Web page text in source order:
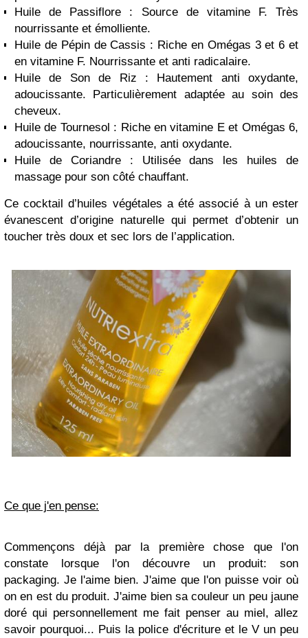
Huile de Passiflore : Source de vitamine F. Très
nourrissante et émolliente.
Huile de Pépin de Cassis : Riche en Omégas 3 et 6 et
en vitamine F. Nourrissante et anti radicalaire.
Huile de Son de Riz : Hautement anti oxydante,
adoucissante. Particulièrement adaptée au soin des
cheveux.
Huile de Tournesol : Riche en vitamine E et Omégas 6,
adoucissante, nourrissante, anti oxydante.
Huile de Coriandre : Utilisée dans les huiles de
massage pour son côté chauffant.
Ce cocktail d’huiles végétales a été associé à un ester
évanescent d’origine naturelle qui permet d’obtenir un
toucher très doux et sec lors de l’application.
Ce que j'en pense:
Commençons déjà par la première chose que l'on
constate lorsque l'on découvre un produit: son
packaging. Je l'aime bien. J'aime que l'on puisse voir où
on en est du produit. J'aime bien sa couleur un peu jaune
doré qui personnellement me fait penser au miel, allez
savoir pourquoi... Puis la police d'écriture et le V un peu